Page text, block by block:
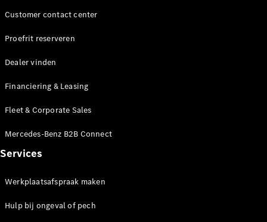
Configurator
Benz Store
Bedrijfswagens
Mercedes-Benz Store
Customer contact center
Proefrit reserveren
Dealer vinden
Financiering & Leasing
Fleet & Corporate Sales
Mercedes-Benz B2B Connect
Services
Werkplaatsafspraak maken
Hulp bij ongeval of pech